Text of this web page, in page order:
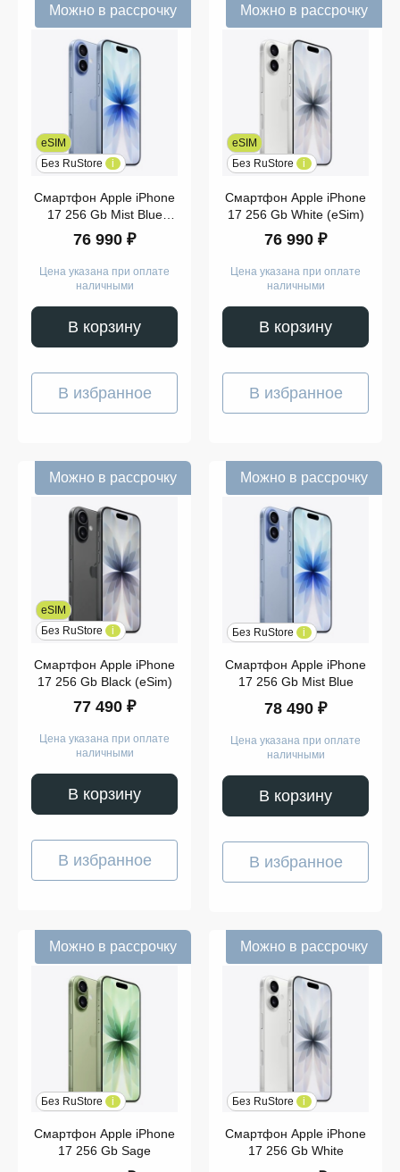
Показать
ещё
Можно в рассрочку
Смартфон Apple iPhone
17 256 Gb Mist Blue
(eSim)
eSIM
Без RuStore
i
76 990 ₽
Цена указана при оплате
наличными
В корзину
В избранное
Можно в рассрочку
Смартфон Apple iPhone
17 256 Gb White (eSim)
eSIM
Без RuStore
i
76 990 ₽
Цена указана при оплате
наличными
В корзину
В избранное
Можно в рассрочку
Смартфон Apple iPhone
17 256 Gb Black (eSim)
eSIM
Без RuStore
i
77 490 ₽
Цена указана при оплате
наличными
В корзину
В избранное
Можно в рассрочку
Смартфон Apple iPhone
17 256 Gb Mist Blue
Без RuStore i
78 490 ₽
Цена указана при оплате
наличными
В корзину
В избранное
Можно в рассрочку
Смартфон Apple iPhone
17 256 Gb Sage
Без RuStore i
Можно в рассрочку
Смартфон Apple iPhone
17 256 Gb White
Без RuStore i